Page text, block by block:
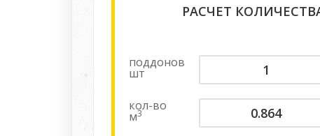
РАСЧЕТ
поддонов
шт
кол-во
м3